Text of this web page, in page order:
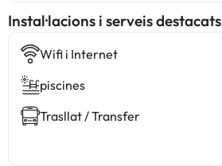
Instal·lacions i serveis destacats
Wifi i Internet
piscines
Trasllat / Transfer